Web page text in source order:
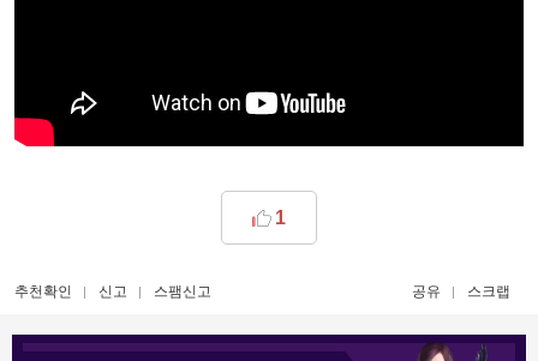
1
추천확인 신고 스팸신고 공유 스크랩